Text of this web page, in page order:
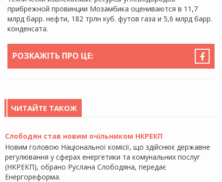
прибрежной провинции Мозамбика оцениваются в 11,7
млрд барр. нефти, 182 трлн куб. футов газа и 5,6 млрд барр.
конденсата.
РОЗКАЖІТЬ ПРО ЦЕ:
ЧИТАЙТЕ ТАКОЖ
Слободян став новим очільником НКРЕКП
Новим головою Національної комісії, що здійснює державне
регулювання у сферах енергетики та комунальних послуг
(НКРЕКП), обрано Руслана Слободяна, передає
Енергореформа.